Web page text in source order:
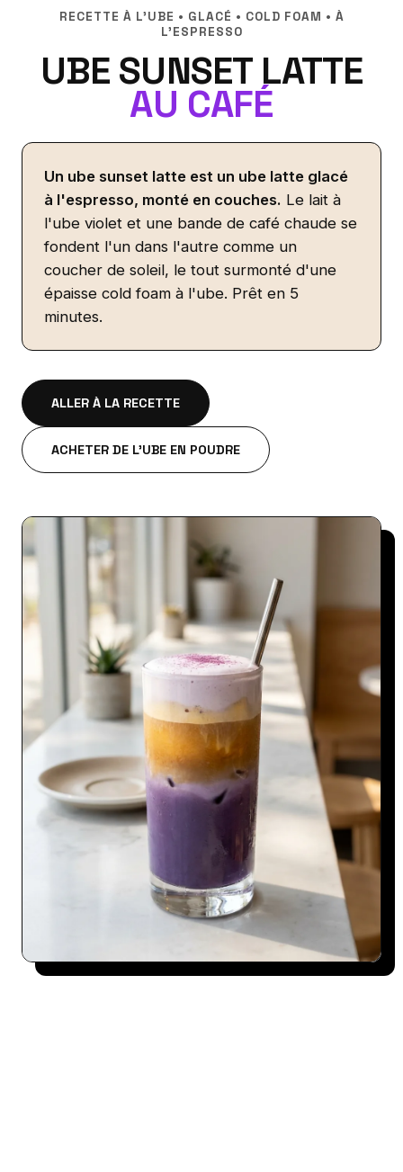
RECETTE À L'UBE • GLACÉ • COLD FOAM • À
L'ESPRESSO
UBE SUNSET LATTE
AU CAFÉ
Un ube sunset latte est un ube latte glacé
à l'espresso, monté en couches. Le lait à
l'ube violet et une bande de café chaude se
fondent l'un dans l'autre comme un
coucher de soleil, le tout surmonté d'une
épaisse cold foam à l'ube. Prêt en 5
minutes.
ALLER À LA RECETTE
ACHETER DE L'UBE EN POUDRE